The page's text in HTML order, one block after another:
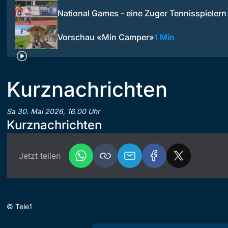
National Games - eine Zuger
Vorschau «Min Camper»1 Min
Kurznachrichten
Sa 30. Mai 2026, 16.00 Uhr
Kurznachrichten
Jetzt teilen
© Tele1